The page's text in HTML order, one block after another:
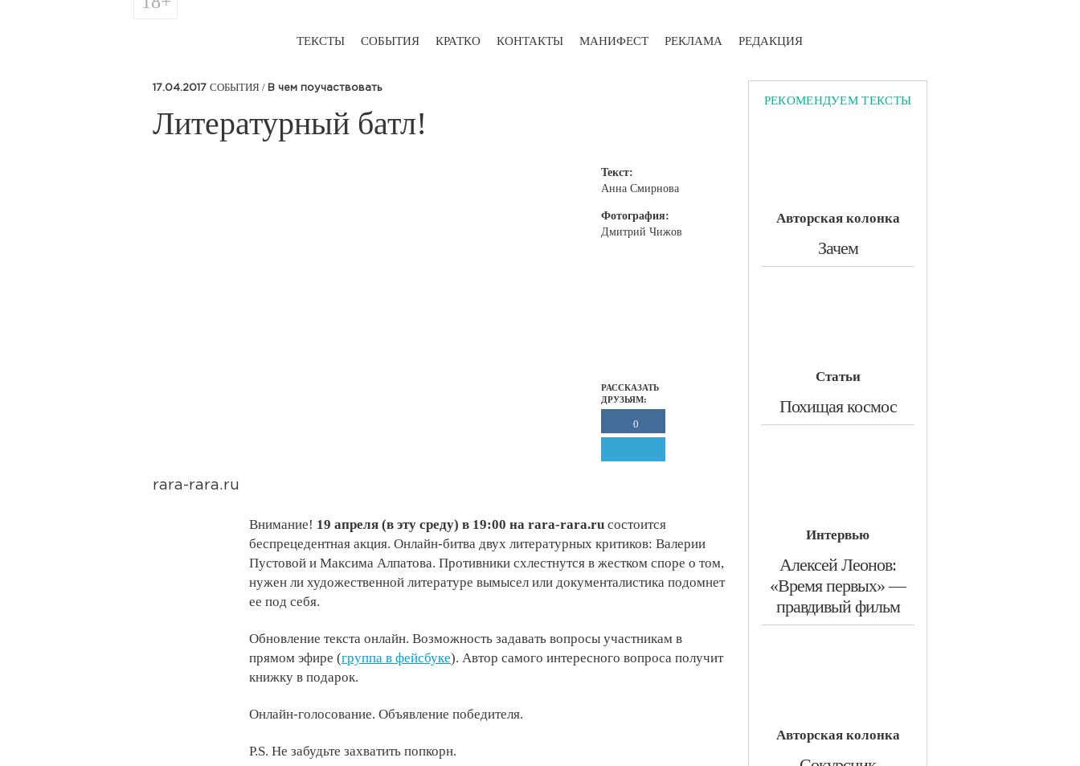
ТЕКСТЫ СОБЫТИЯ КРАТКО КОНТАКТЫ МАНИФЕСТ РЕКЛАМА РЕДАКЦИЯ
17.04.2017 СОБЫТИЯ / В чем поучаствовать
​Литературный батл!
Текст:
Анна Смирнова
Фотография:
Дмитрий Чижов
РАССКАЗАТЬ
ДРУЗЬЯМ:
0
rara-rara.ru
Внимание! 19 апреля (в эту среду) в 19:00 на rara-rara.ru состоится
беспрецедентная акция. Онлайн-битва двух литературных критиков: Валерии
Пустовой и Максима Алпатова. Противники схлестнутся в жестком споре о том,
нужен ли художественной литературе вымысел или документалистика подомнет
ее под себя.
Обновление текста онлайн. Возможность задавать вопросы участникам в
прямом эфире (группа в фейсбуке). Автор самого интересного вопроса получит
книжку в подарок.
Онлайн-голосование. Объявление победителя.
Р.S. Не забудьте захватить попкорн.
РЕКОМЕНДУЕМ ТЕКСТЫ
Авторская колонка
​Зачем
Статьи
​Похищая космос
Интервью
​Алексей Леонов:
«Время первых» —
правдивый фильм
Авторская колонка